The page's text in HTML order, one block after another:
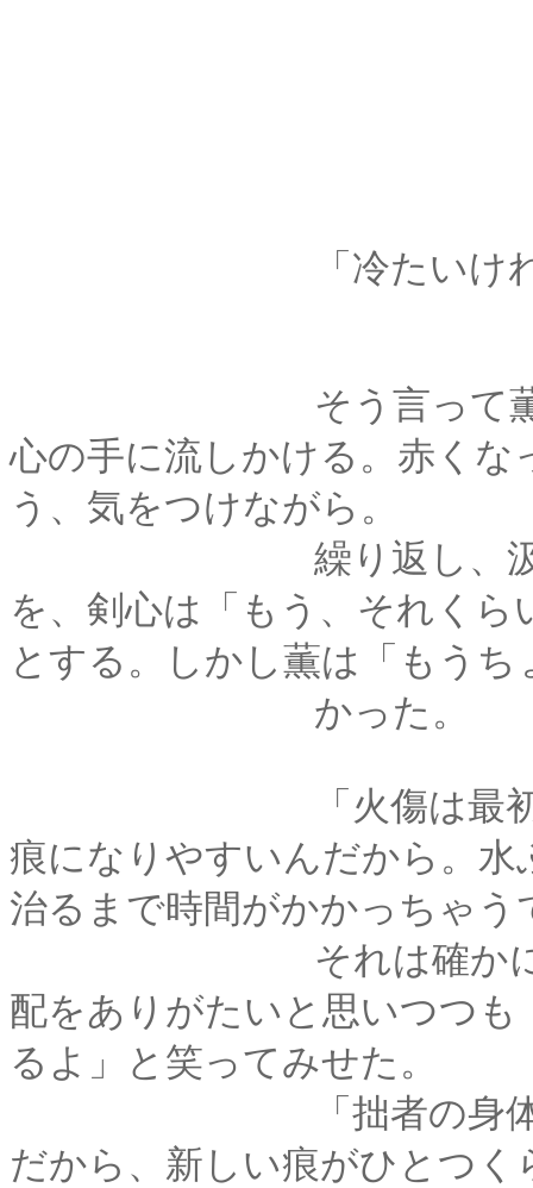
「冷たいけれど、
そう言って薫は、釣
心の手に流しかける。赤く
う、気をつけながら。
繰り返し、汲んでは
を、剣心は「もう、それく
とする。しかし薫は「もう
かった。
「火傷は最初にちゃ
痕になりやすいんだから。
治るまで時間がかかっちゃう
それは確かにそうな
配をありがたいと思いつつ
るよ」と笑ってみせた。
「拙者の身体なんて
だから、新しい痕がひとつ